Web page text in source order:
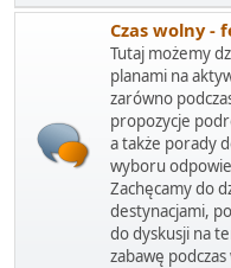
Czas wolny -
Tutaj możemy
planami na
zarówno
propozycje
a także porady
wyboru
Zachęcamy do
destynacjami,
do dyskusji na
zabawę